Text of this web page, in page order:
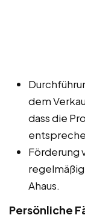
dem
dass die
Förderung
Ahaus.
Persönliche